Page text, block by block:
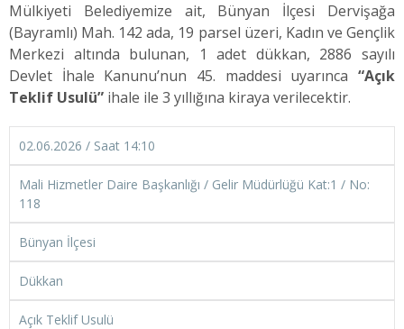
Mülkiyeti Belediyemize ait, Bünyan İlçesi Dervişağa
(Bayramlı) Mah. 142 ada, 19 parsel üzeri, Kadın ve Gençlik
Merkezi altında bulunan, 1 adet dükkan, 2886 sayılı
Devlet İhale Kanunu’nun 45. maddesi uyarınca “Açık
Teklif Usulü” ihale ile 3 yıllığına kiraya verilecektir.
02.06.2026 / Saat 14:10
Mali Hizmetler Daire Başkanlığı / Gelir Müdürlüğü Kat:1 / No:
118
Bünyan İlçesi
Dükkan
Açık Teklif Usulü